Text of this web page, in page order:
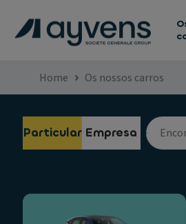
Home Os nossos carros
Particular Empresa